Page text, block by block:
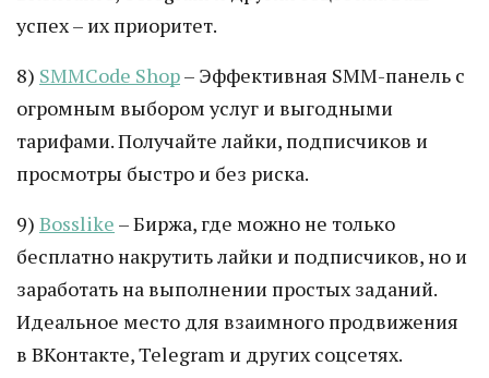
успех – их приоритет.
8) SMMCode Shop– Эффективная SMM-панель с
огромным выбором услуг и выгодными
тарифами. Получайте лайки, подписчиков и
просмотры быстро и без риска.
9) Bosslike – Биржа, где можно не только
бесплатно накрутить лайки и подписчиков, но и
заработать на выполнении простых заданий.
Идеальное место для взаимного продвижения
в ВКонтакте, Telegram и других соцсетях.